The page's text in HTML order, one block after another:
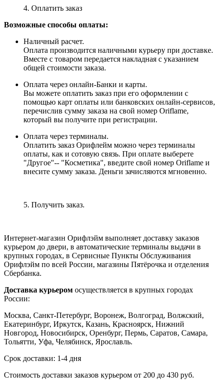
4. Оплатить заказ
Возможные способы оплаты:
Наличный расчет.
Оплата производится наличными курьеру при доставке.
Вместе с товаром передается накладная с указанием
общей стоимости заказа.
Оплата через онлайн-Банки и карты.
Вы можете оплатить заказ при его оформлении с
помощью карт оплаты или банковских онлайн-сервисов,
перечислив сумму заказа на свой номер Oriflame,
который вы получите при регистрации.
Оплата через терминалы.
Оплатить заказ Орифлейм можно через терминалы
оплаты, как и сотовую связь. При оплате выберете
"Другое"-- "Косметика", введите свой номер Oriflame и
внесите сумму заказа. Деньги зачисляются мгновенно.
5. Получить заказ.
Интернет-магазин Орифлэйм выполняет доставку заказов
курьером до двери, в автоматические терминалы выдачи в
крупных городах, в Сервисные Пункты Обслуживания
Орифлэйм по всей России, магазины Пятёрочка и отделения
Сбербанка.
Доставка курьером осуществляется в крупных городах
России:
Москва, Санкт-Петербург, Воронеж, Волгоград, Волжский,
Екатеринбург, Иркутск, Казань, Красноярск, Нижний
Новгород, Новосибирск, Оренбург, Пермь, Саратов, Самара,
Тольятти, Уфа, Челябинск, Ярославль.
Срок доставки: 1-4 дня
Стоимость доставки заказов курьером от 200 до 430 руб.